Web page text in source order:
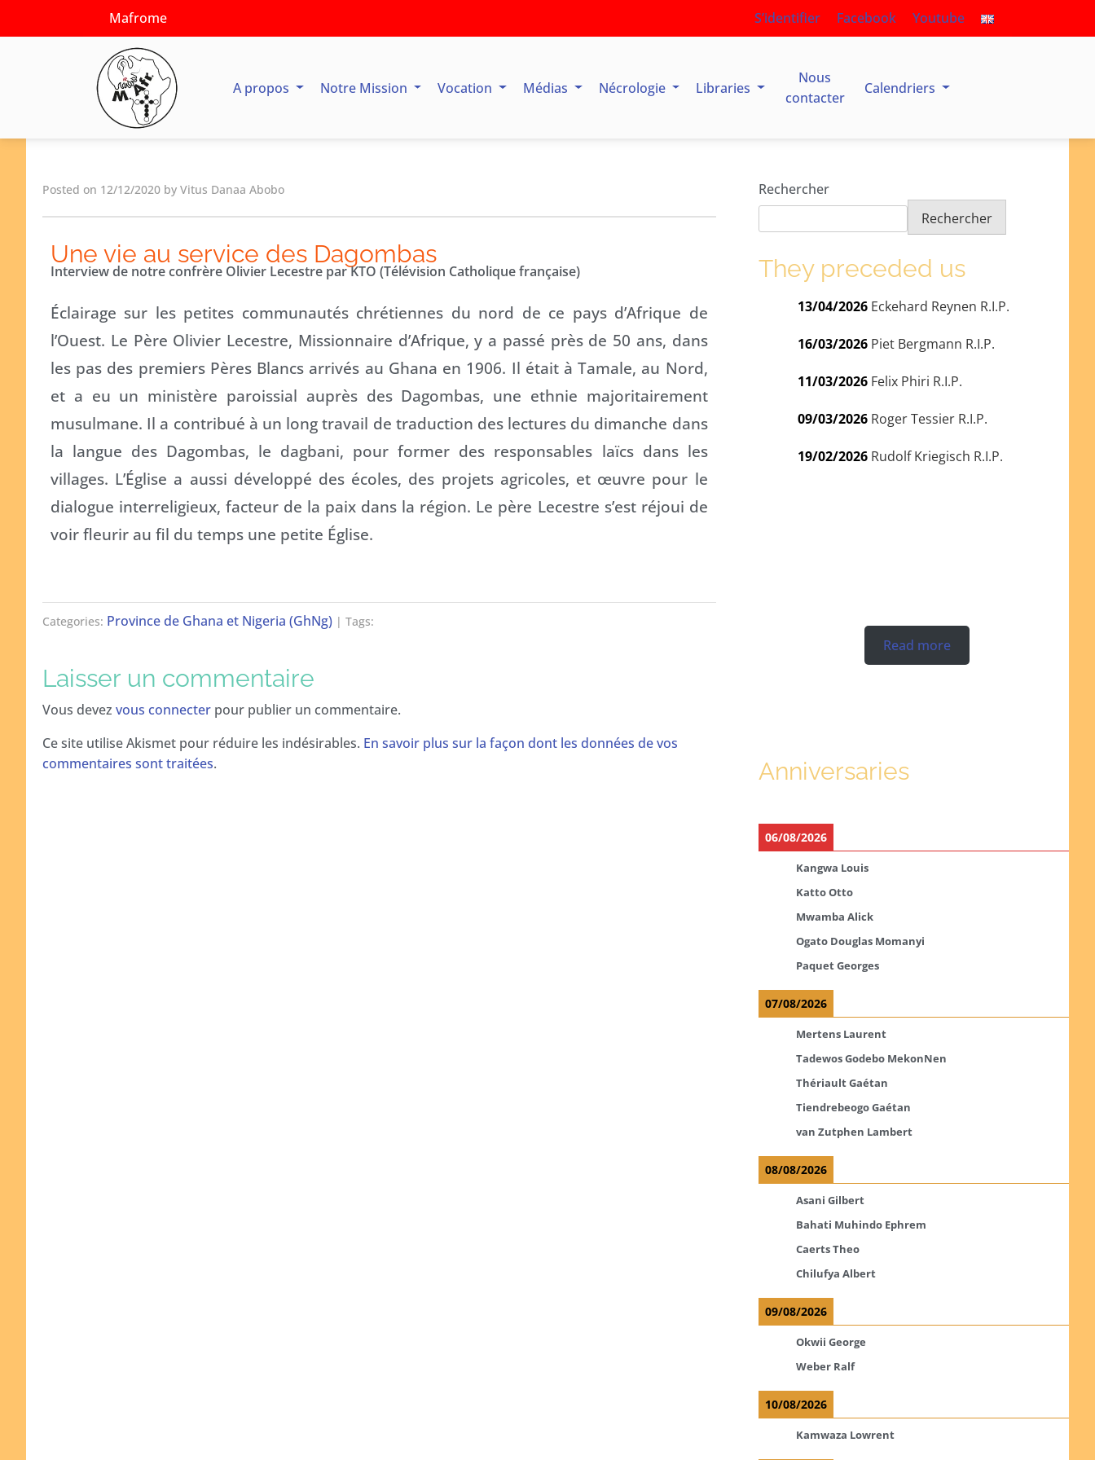
Mafrome S’identifier Facebook Youtube
A propos Notre Mission Vocation Médias Nécrologie Libraries
Nous
contacter
Calendriers
Posted on 12/12/2020 by Vitus Danaa Abobo
Une vie au service des Dagombas
Interview de notre confrère Olivier Lecestre par KTO (Télévision Catholique française)
Éclairage sur les petites communautés chrétiennes du nord de ce pays d’Afrique de
l’Ouest. Le Père Olivier Lecestre, Missionnaire d’Afrique, y a passé près de 50 ans, dans
les pas des premiers Pères Blancs arrivés au Ghana en 1906. Il était à Tamale, au Nord,
et a eu un ministère paroissial auprès des Dagombas, une ethnie majoritairement
musulmane. Il a contribué à un long travail de traduction des lectures du dimanche dans
la langue des Dagombas, le dagbani, pour former des responsables laïcs dans les
villages. L’Église a aussi développé des écoles, des projets agricoles, et œuvre pour le
dialogue interreligieux, facteur de la paix dans la région. Le père Lecestre s’est réjoui de
voir fleurir au fil du temps une petite Église.
Categories: Province de Ghana et Nigeria (GhNg) | Tags:
Laisser un commentaire
Vous devez vous connecter pour publier un commentaire.
Ce site utilise Akismet pour réduire les indésirables. En savoir plus sur la façon dont les données de vos
commentaires sont traitées.
Rechercher
Rechercher
They preceded us
13/04/2026 Eckehard Reynen R.I.P.
16/03/2026 Piet Bergmann R.I.P.
11/03/2026 Felix Phiri R.I.P.
09/03/2026 Roger Tessier R.I.P.
19/02/2026 Rudolf Kriegisch R.I.P.
Read more
Anniversaries
06/08/2026
Kangwa Louis
Katto Otto
Mwamba Alick
Ogato Douglas Momanyi
Paquet Georges
07/08/2026
Mertens Laurent
Tadewos Godebo MekonNen
Thériault Gaétan
Tiendrebeogo Gaétan
van Zutphen Lambert
08/08/2026
Asani Gilbert
Bahati Muhindo Ephrem
Caerts Theo
Chilufya Albert
09/08/2026
Okwii George
Weber Ralf
10/08/2026
Kamwaza Lowrent